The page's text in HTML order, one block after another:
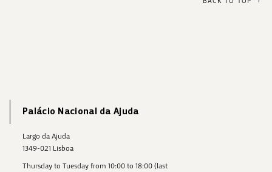
Palácio Nacional da Ajuda
Largo da Ajuda
1349-021 Lisboa
Thursday to Tuesday from 10:00 to 18:00 (last